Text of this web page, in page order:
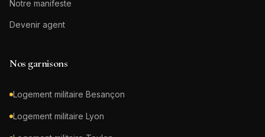
Notre manifeste
Devenir agent
Nos garnisons
Logement militaire Besançon
Logement militaire Lyon